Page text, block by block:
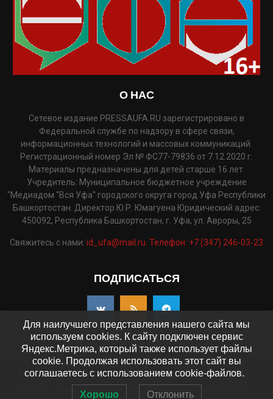
О НАС
Сетевое издание PRESSAUFA.RU зарегистрировано в
Федеральной службе по надзору в сфере связи,
информационных технологий и массовых коммуникаций.
Регистрационный номер Эл № ФС77-79836 от 7.12.2020 г.
Материалы предназначены для детей старше 16 лет.
Учредитель: Муниципальное бюджетное учреждение
"Медиадом "Вся Уфа" городского округа город Уфа Республики
Башкортостан. Директор Ю.Р. Юмагуена Юридический адрес:
450092, Республика Башкортостан, г. Уфа, ул. Авроры, 25
Свяжитесь с нами: id_ufa@mail.ru. Телефон: +7 (347) 246-03-23
ПОДПИСАТЬСЯ
©2025 - pressaufa.ru. Все права защищены.
Новости
Для наилучшего представления нашего сайта мы
используем cookies. К сайту подключен сервис
Яндекс.Метрика, который также использует файлы
cookie. Продолжая использовать этот сайт вы
соглашаетесь с использованием cookie-файлов.
Хорошо Отклонить